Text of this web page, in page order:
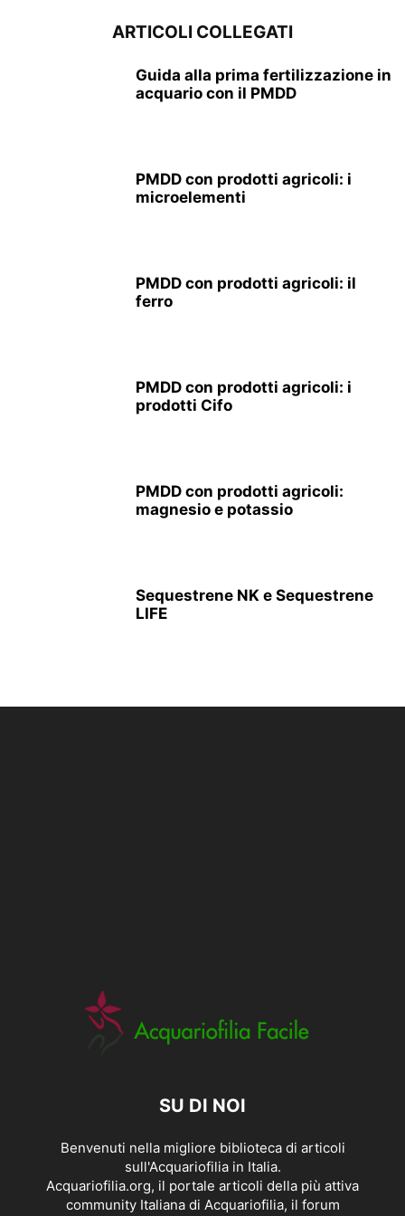
ARTICOLI COLLEGATI
Guida alla prima fertilizzazione in
acquario con il PMDD
PMDD con prodotti agricoli: i
microelementi
PMDD con prodotti agricoli: il
ferro
PMDD con prodotti agricoli: i
prodotti Cifo
PMDD con prodotti agricoli:
magnesio e potassio
Sequestrene NK e Sequestrene
LIFE
SU DI NOI
Benvenuti nella migliore biblioteca di articoli
sull'Acquariofilia in Italia.
Acquariofilia.org, il portale articoli della più attiva
community Italiana di Acquariofilia, il forum